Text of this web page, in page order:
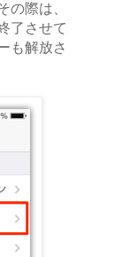
の際は、
了させて
も解放さ